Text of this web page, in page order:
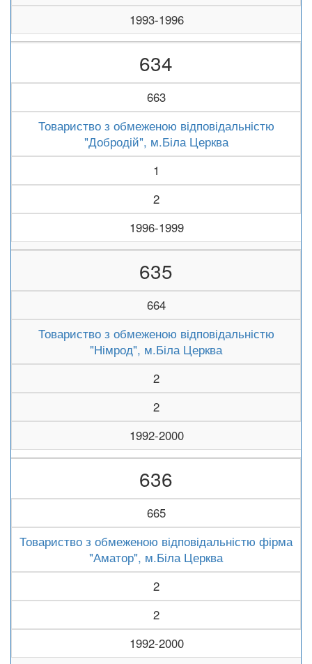
1993-1996
634
663
Товариство з обмеженою відповідальністю
"Добродій", м.Біла Церква
1
2
1996-1999
635
664
Товариство з обмеженою відповідальністю
"Німрод", м.Біла Церква
2
2
1992-2000
636
665
Товариство з обмеженою відповідальністю фірма
"Аматор", м.Біла Церква
2
2
1992-2000